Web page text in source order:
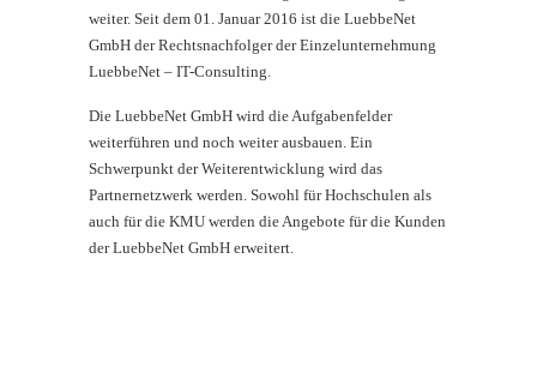
weiter. Seit dem 01. Januar 2016 ist die LuebbeNet
GmbH der Rechtsnachfolger der Einzelunternehmung
LuebbeNet – IT-Consulting.
Die LuebbeNet GmbH wird die Aufgabenfelder
weiterführen und noch weiter ausbauen. Ein
Schwerpunkt der Weiterentwicklung wird das
Partnernetzwerk werden. Sowohl für Hochschulen als
auch für die KMU werden die Angebote für die Kunden
der LuebbeNet GmbH erweitert.